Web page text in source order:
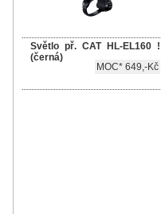
Světlo př. CAT HL-EL160 !
(černá)
MOC* 649,-Kč